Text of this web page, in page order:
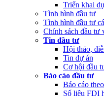
Triển khai
Tình hình đầu tư
Tình hình đầu tư
Chính sách đầu tư
Tin đầu tư
Hội thảo,
Tin dự án
Cơ hội đầu
Báo cáo đầu tư
Báo cáo
Số liệu FDI